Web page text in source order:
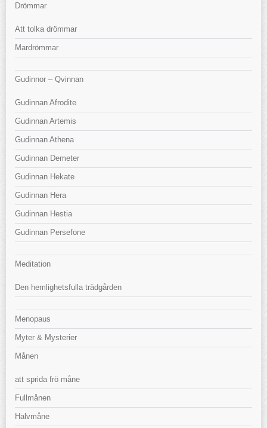
Drömmar
Att tolka drömmar
Mardrömmar
Gudinnor – Qvinnan
Gudinnan Afrodite
Gudinnan Artemis
Gudinnan Athena
Gudinnan Demeter
Gudinnan Hekate
Gudinnan Hera
Gudinnan Hestia
Gudinnan Persefone
Meditation
Den hemlighetsfulla trädgården
Menopaus
Myter & Mysterier
Månen
att sprida frö måne
Fullmånen
Halvmåne